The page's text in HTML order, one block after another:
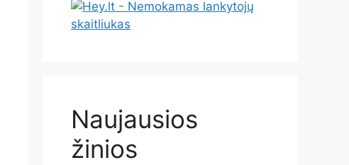
Naujausios
žinios